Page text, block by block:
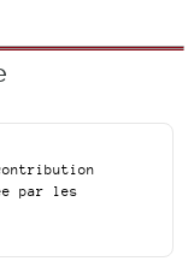
par les